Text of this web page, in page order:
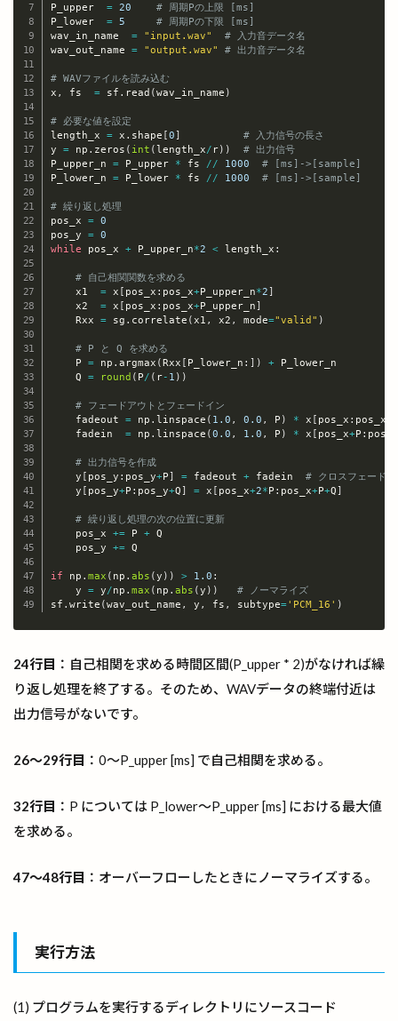
P_upper = 20
# 周期Pの上限 [ms]
P_lower = 5
# 周期Pの下限 [ms]
wav_in_name = "input.wav"
# 入力音データ名
wav_out_name = "output.wav" # 出力音データ名
# WAVファイルを読み込む
x , fs = sf . read (wav_in_name )
# 必要な値を設定
length_x = x . shape [0]
# 入力信号の長さ
y = np . zeros ( int (length_x/ r) )
# 出力信号
P_upper_n = P_upper * fs // 1000
# [ms]->[sample]
P_lower_n = P_lower * fs // 1000 # [ms]->[sample]
# 繰り返し処理
pos_x = 0
pos_y = 0
while pos_x + P_upper_n*2 < length_x :
# 自己相関関数を求める
    x1
= x [ pos_x : pos_x+P_upper_n*2]
    x2
= x [ pos_x : pos_x+P_upper_n]
    Rxx
= sg . correlate (x1 , x2 , mode="valid" )
# P と Q を求める
    P
= np . argmax (Rxx [ P_lower_n : ] ) + P_lower_n
    Q
= round ( P/ ( r- 1 ) )
# フェードアウトとフェードイン
    fadeout
= np . linspace ( 1.0 , 0.0 , P ) * x [ pos_x : pos_x
    fadein
= np . linspace (0.0 , 1.0 , P ) * x [ pos_x+P : pos_x
# 出力信号を作成
    y
[ pos_y : pos_y+P] = fadeout + fadein # クロスフェード
    y
[ pos_y+P : pos_y+Q] = x [ pos_x+2*P : pos_x+P+Q]
# 繰り返し処理の次の位置に更新
    pos_x
+= P + Q
    pos_y
+= Q
if np . max ( np . abs (y ) ) > 1.0 :
    y
= y/np . max ( np . abs (y ) )
# ノーマライズ
sf . write (wav_out_name , y , fs , subtype='PCM_16' )
24行目 ：自己相関を求める時間区間(P_upper * 2)がなければ繰
り返し処理を終了する。そのため、WAVデータの終端付近は
出力信号がないです。
26～29行目 ：0～P_upper [ms] で自己相関を求める。
32行目 ：P については P_lower～P_upper [ms] における最大値
を求める。
47～48行目 ：オーバーフローしたときにノーマライズする。
実行方法
(1) プログラムを実行するディレクトリにソースコード